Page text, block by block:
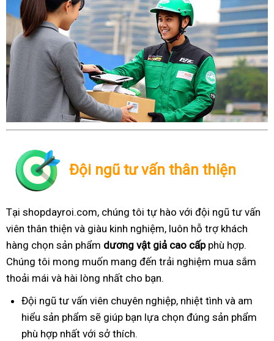
Đội ngũ tư vấn thân thiện
Tại shopdayroi.com, chúng tôi tự hào với đội ngũ tư vấn
viên thân thiện và giàu kinh nghiệm, luôn hỗ trợ khách
hàng chọn sản phẩm dương vật giả cao cấpphù hợp.
Chúng tôi mong muốn mang đến trải nghiệm mua sắm
thoải mái và hài lòng nhất cho bạn.
Đội ngũ tư vấn viên chuyên nghiệp, nhiệt tình và am
hiểu sản phẩm sẽ giúp bạn lựa chọn đúng sản phẩm
phù hợp nhất với sở thích.